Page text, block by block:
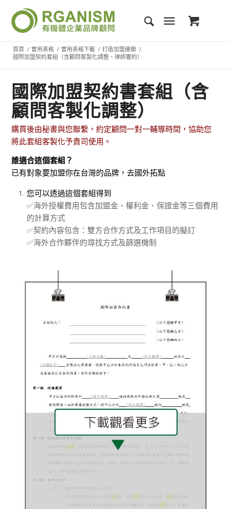
首頁 / 實用表格 / 實用表格下載 / 打造加盟連鎖 /
國際加盟契約套組（含顧問客製化調整、律師審約）
國際加盟契約書套組（含
顧問客製化調整）
購買後由秘書與您聯繫，約定顧問一對一輔導時間，協助您
將此套組客製化予貴司使用。
誰適合這個套組？
已有對象要加盟你在台灣的品牌，去國外拓點
您可以透過這個套組得到
✅海外授權費用包含加盟金、權利金、保證金等三個費用
的計算方式
✅契約內容包含：雙方合作方式及工作項目的擬訂
✅海外合作夥伴的尋找方式及篩選機制